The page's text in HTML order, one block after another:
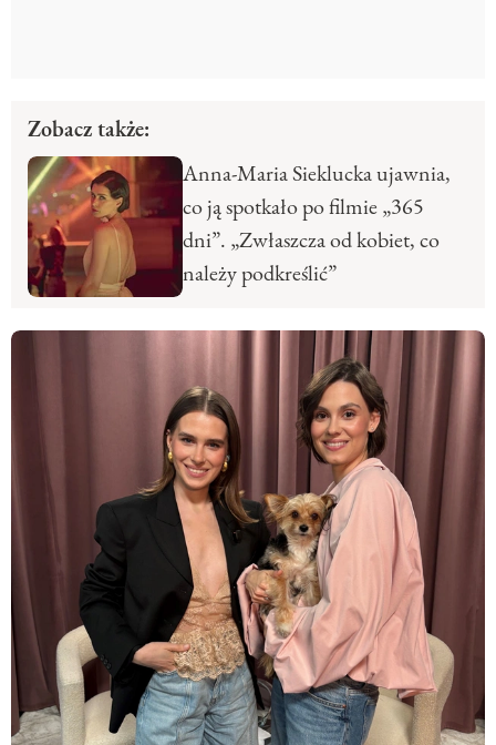
Zobacz także:
Anna-Maria Sieklucka ujawnia,
co ją spotkało po filmie „365
dni”. „Zwłaszcza od kobiet, co
należy podkreślić”